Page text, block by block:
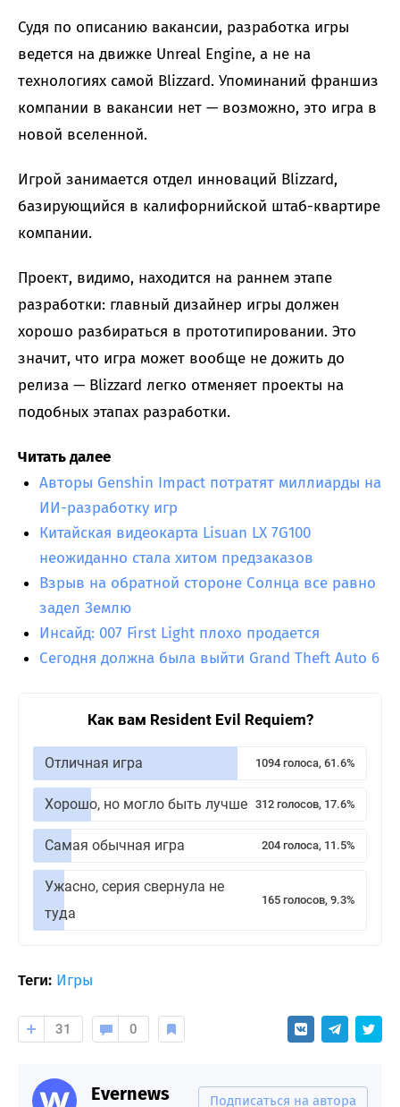
Судя по описанию вакансии, разработка игры
ведется на движке Unreal Engine, а не на
технологиях самой Blizzard. Упоминаний франшиз
компании в вакансии нет — возможно, это игра в
новой вселенной.
Игрой занимается отдел инноваций Blizzard,
базирующийся в калифорнийской штаб-квартире
компании.
Проект, видимо, находится на раннем этапе
разработки: главный дизайнер игры должен
хорошо разбираться в прототипировании. Это
значит, что игра может вообще не дожить до
релиза — Blizzard легко отменяет проекты на
подобных этапах разработки.
Читать далее
Авторы Genshin Impact потратят миллиарды на
ИИ-разработку игр
Китайская видеокарта Lisuan LX 7G100
неожиданно стала хитом предзаказов
Взрыв на обратной стороне Солнца все равно
задел Землю
Инсайд: 007 First Light плохо продается
Сегодня должна была выйти Grand Theft Auto 6
Как вам Resident Evil Requiem?
Отличная игра 1094 голоса, 61.6%
Хорошо, но могло быть лучше 312 голосов, 17.6%
Самая обычная игра 204 голоса, 11.5%
Ужасно, серия свернула не
туда
165 голосов, 9.3%
Теги: Игры
31 0
Evernews Подписаться на автора